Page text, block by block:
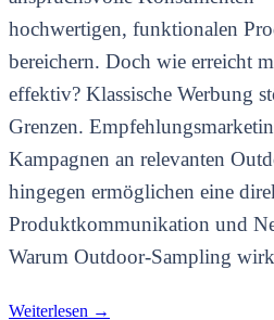
hochwertigen, funktionalen
bereichern. Doch wie erreicht
effektiv? Klassische Werbung
Grenzen.
Kampagnen an relevanten
hingegen ermöglichen eine
Produktkommunikation und
Warum Outdoor-Sampling
Weiterlesen →